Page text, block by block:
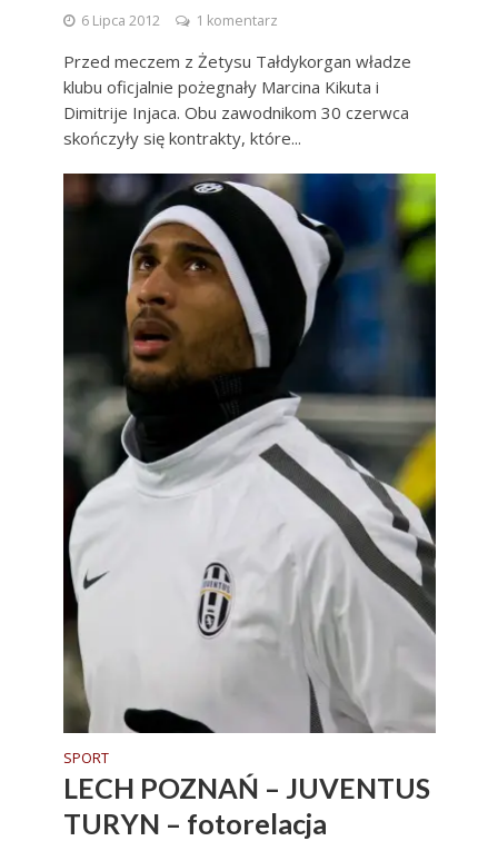
6 Lipca 2012 1 komentarz
Przed meczem z Żetysu Tałdykorgan władze
klubu oficjalnie pożegnały Marcina Kikuta i
Dimitrije Injaca. Obu zawodnikom 30 czerwca
skończyły się kontrakty, które...
SPORT
LECH POZNAŃ – JUVENTUS
TURYN – fotorelacja